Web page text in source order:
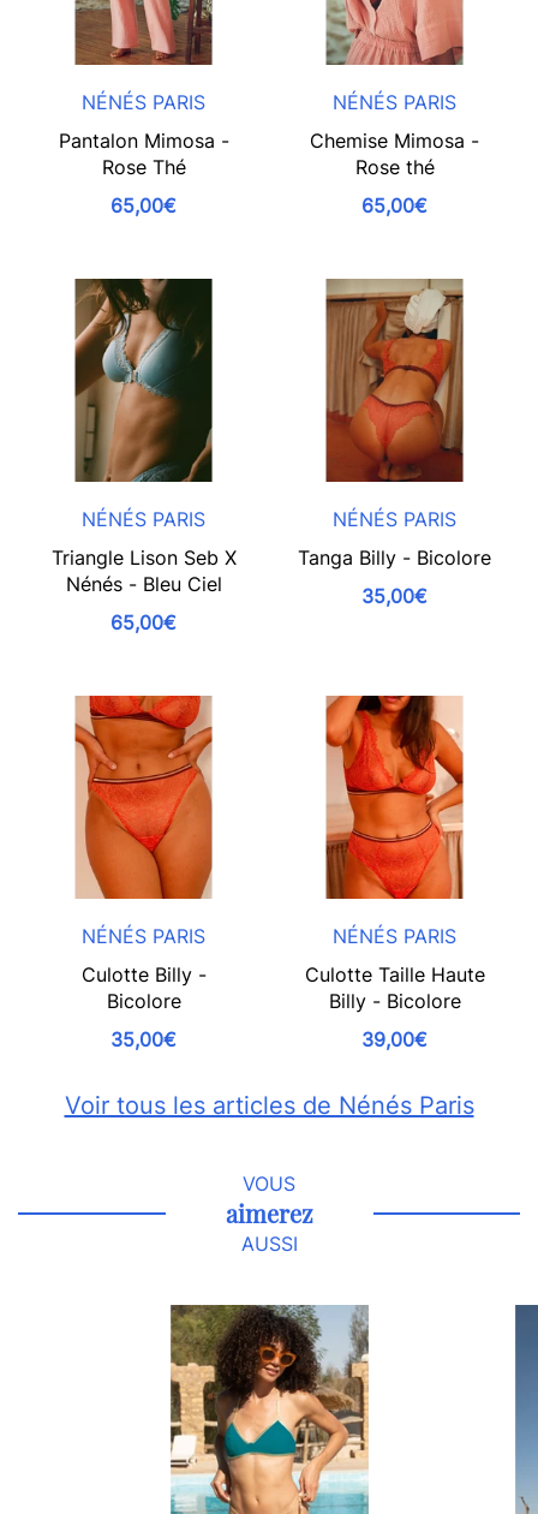
NÉNÉS PARIS
Pantalon Mimosa -
Rose Thé
65,00€
NÉNÉS PARIS
Chemise Mimosa -
Rose thé
65,00€
NÉNÉS PARIS
Triangle Lison Seb X
Nénés - Bleu Ciel
65,00€
NÉNÉS PARIS
Tanga Billy - Bicolore
35,00€
NÉNÉS PARIS
Culotte Billy -
Bicolore
35,00€
NÉNÉS PARIS
Culotte Taille Haute
Billy - Bicolore
39,00€
Voir tous les articles de Nénés Paris
VOUS
aimerez
AUSSI